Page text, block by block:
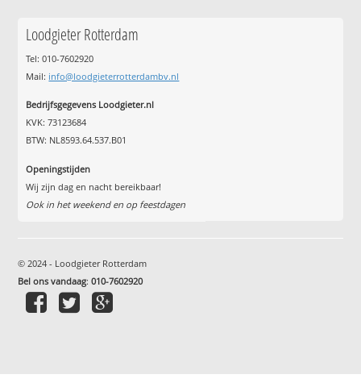
Loodgieter Rotterdam
Tel: 010-7602920
Mail: info@loodgieterrotterdambv.nl
Bedrijfsgegevens Loodgieter.nl
KVK: 73123684
BTW: NL8593.64.537.B01
Openingstijden
Wij zijn dag en nacht bereikbaar!
Ook in het weekend en op feestdagen
© 2024 - Loodgieter Rotterdam
Bel ons vandaag:010-7602920